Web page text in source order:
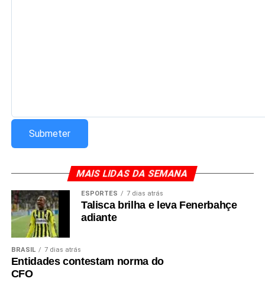
MAIS LIDAS DA SEMANA
ESPORTES 7 dias atrás
Talisca brilha e leva Fenerbahçe
adiante
BRASIL 7 dias atrás
Entidades contestam norma do
CFO